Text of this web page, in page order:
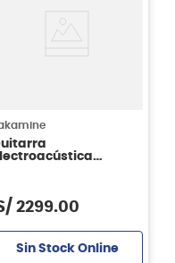
2299.00
Sin Stock Online